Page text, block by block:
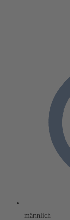
männlich